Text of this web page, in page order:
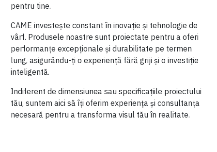
pentru tine.
CAME investește constant în inovație și tehnologie de
vârf. Produsele noastre sunt proiectate pentru a oferi
performanțe excepționale și durabilitate pe termen
lung, asigurându-ți o experiență fără griji și o investiție
inteligentă.
Indiferent de dimensiunea sau specificațiile proiectului
tău, suntem aici să îți oferim experiența și consultanța
necesară pentru a transforma visul tău în realitate.